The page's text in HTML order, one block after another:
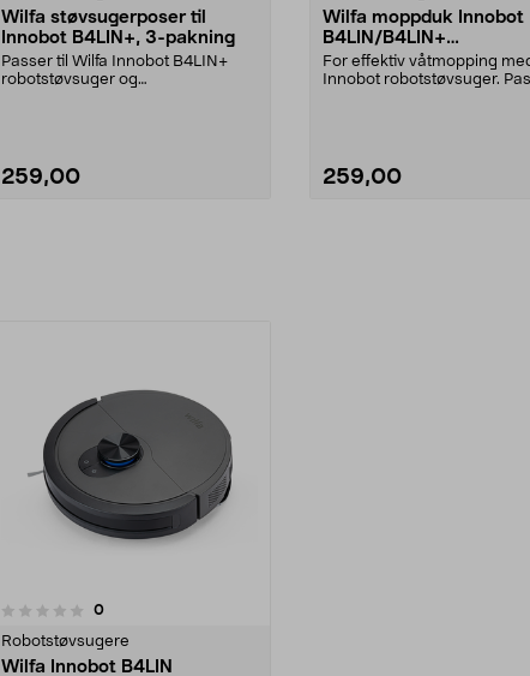
Wilfa støvsugerposer til
Innobot B4LIN+, 3-pakning
Passer til Wilfa Innobot B4LIN+
robotstøvsuger og
259,00
Wilfa moppduk Innobot
B4LIN/B4LIN+
robotstøvsuger, 2-
For effektiv våtmopping
Innobot robotstøvsuger.
259,00
0anmeldelser
Robotstøvsugere
Wilfa Innobot B4LIN